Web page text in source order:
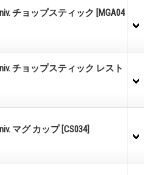
チョップスティック [MGA04
チョップスティック レスト
マグ カップ [CS034]